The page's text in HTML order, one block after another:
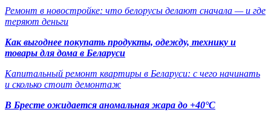
Ремонт в новостройке: что белорусы делают сначала — и где
теряют деньги
Как выгоднее покупать продукты, одежду, технику и
товары для дома в Беларуси
Капитальный ремонт квартиры в Беларуси: с чего начинать
и сколько стоит демонтаж
В Бресте ожидается аномальная жара до +40°C